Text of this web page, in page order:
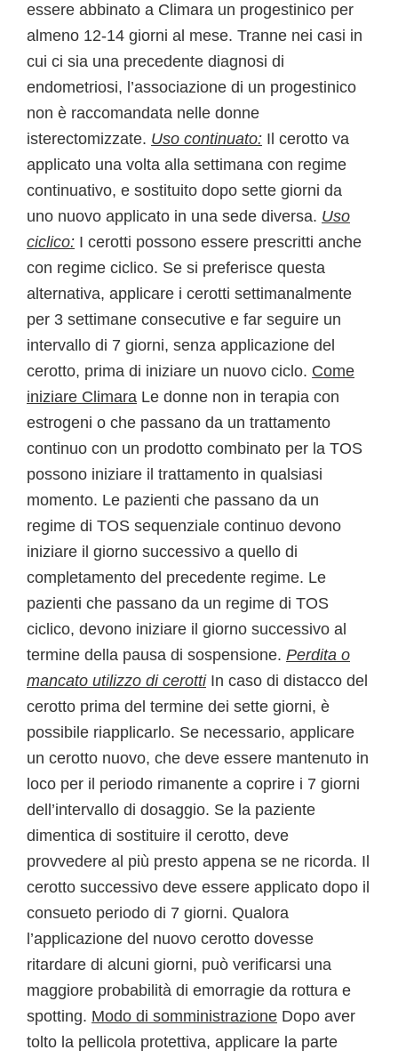
essere abbinato a Climara un progestinico per
almeno 12-14 giorni al mese. Tranne nei casi in
cui ci sia una precedente diagnosi di
endometriosi, l’associazione di un progestinico
non è raccomandata nelle donne
isterectomizzate. Uso continuato: Il cerotto va
applicato una volta alla settimana con regime
continuativo, e sostituito dopo sette giorni da
uno nuovo applicato in una sede diversa. Uso
ciclico: I cerotti possono essere prescritti anche
con regime ciclico. Se si preferisce questa
alternativa, applicare i cerotti settimanalmente
per 3 settimane consecutive e far seguire un
intervallo di 7 giorni, senza applicazione del
cerotto, prima di iniziare un nuovo ciclo. Come
iniziare Climara Le donne non in terapia con
estrogeni o che passano da un trattamento
continuo con un prodotto combinato per la TOS
possono iniziare il trattamento in qualsiasi
momento. Le pazienti che passano da un
regime di TOS sequenziale continuo devono
iniziare il giorno successivo a quello di
completamento del precedente regime. Le
pazienti che passano da un regime di TOS
ciclico, devono iniziare il giorno successivo al
termine della pausa di sospensione. Perdita o
mancato utilizzo di cerotti In caso di distacco del
cerotto prima del termine dei sette giorni, è
possibile riapplicarlo. Se necessario, applicare
un cerotto nuovo, che deve essere mantenuto in
loco per il periodo rimanente a coprire i 7 giorni
dell’intervallo di dosaggio. Se la paziente
dimentica di sostituire il cerotto, deve
provvedere al più presto appena se ne ricorda. Il
cerotto successivo deve essere applicato dopo il
consueto periodo di 7 giorni. Qualora
l’applicazione del nuovo cerotto dovesse
ritardare di alcuni giorni, può verificarsi una
maggiore probabilità di emorragie da rottura e
spotting. Modo di somministrazione Dopo aver
tolto la pellicola protettiva, applicare la parte